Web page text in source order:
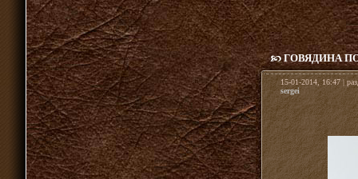
ГОВЯДИНА
15-01-2014, 16:47 |
sergei